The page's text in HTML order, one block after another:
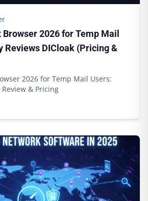
2026 for Temp Mail
Reviews DICloak (Pricing &
2026 for Temp Mail Users:
& Pricing